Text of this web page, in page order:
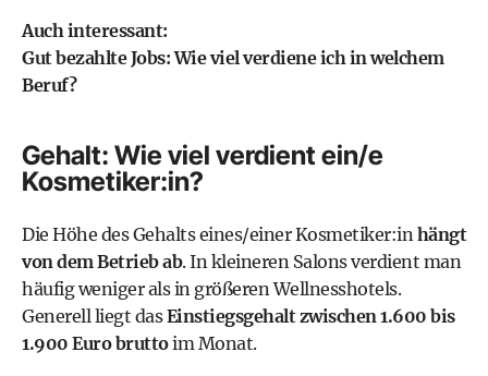
Auch interessant:
Gut bezahlte Jobs: Wie viel verdiene ich in welchem
Beruf?
Gehalt: Wie viel verdient ein/e
Kosmetiker:in?
Die Höhe desGehaltseines/einer Kosmetiker:inhängt
von dem Betrieb ab. In kleineren Salons verdient man
häufig weniger als in größeren Wellnesshotels.
Generell liegt dasEinstiegsgehalt zwischen 1.600 bis
1.900 Euro bruttoim Monat.